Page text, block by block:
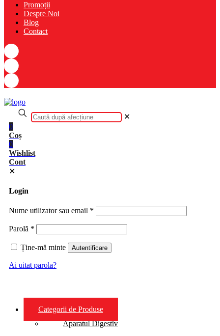
Promoții
Despre Noi
Blog
Contact
✕
0
Coș
0
Wishlist
Cont
✕
Login
Nume utilizator sau email *
Parolă *
Ține-mă minte Autentificare
Ai uitat parola?
Categorii de Produse
Aparatul Digestiv